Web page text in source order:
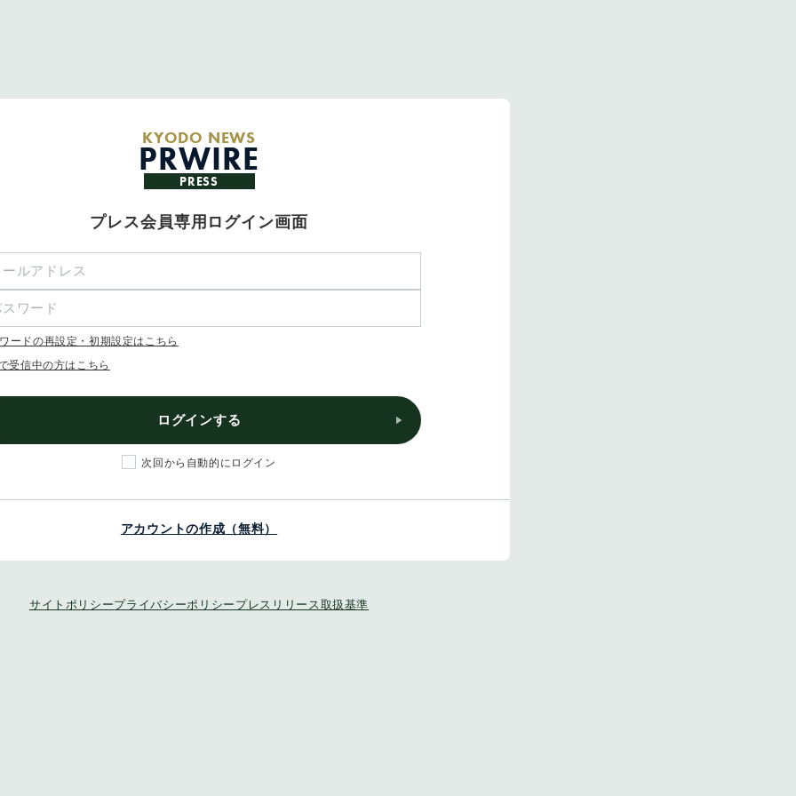
KYODO NEWS
PRWIRE
PRESS
プレス会員専用ログイン画面
ードの再設定・初期設定はこちら
受信中の方はこちら
ログインする
次回から自動的にログイン
アカウントの作成（無料）
サイトポリシープライバシーポリシー プレスリリース取扱基準